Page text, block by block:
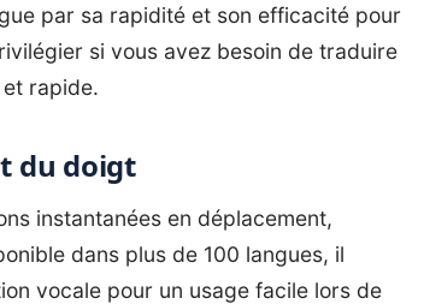
par sa rapidité et son efficacité pour
si vous avez besoin de traduire
rapide.
du doigt
instantanées en déplacement,
dans plus de 100 langues, il
vocale pour un usage facile lors de